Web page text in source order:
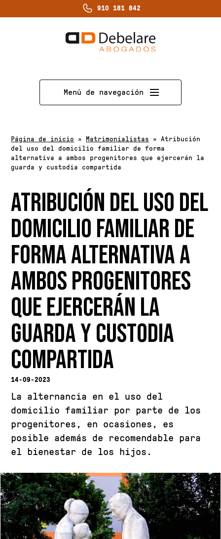
Menú de navegación
Página de inicio » Matrimonialistas »Atribución
del uso del domicilio familiar de forma
alternativa a ambos progenitores que ejercerán la
guarda y custodia compartida
ATRIBUCIÓN DEL USO DEL
DOMICILIO FAMILIAR DE
FORMA ALTERNATIVA A
AMBOS PROGENITORES
QUE EJERCERÁN LA
GUARDA Y CUSTODIA
COMPARTIDA
La alternancia en el uso del
domicilio familiar por parte de los
progenitores, en ocasiones, es
posible además de recomendable para
el bienestar de los hijos.
14-09-2023
910 181 842